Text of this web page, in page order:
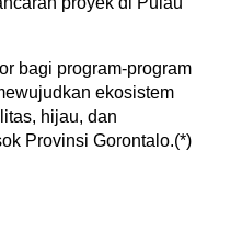
bagi program-program
ekosistem
hijau, dan
Provinsi Gorontalo.(*)